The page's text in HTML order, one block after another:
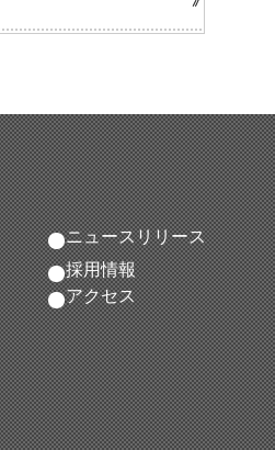
ニュースリリース
採用情報
アクセス